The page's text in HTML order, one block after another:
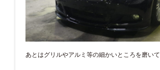
あとはグリルやアルミ等の細かいところを磨いて